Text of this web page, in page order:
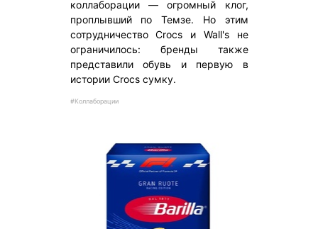
коллаборации — огромный клог,
проплывший по Темзе. Но этим
сотрудничество Crocs и Wall's не
ограничилось: бренды также
представили обувь и первую в
истории Crocs сумку.
#Коллаборации